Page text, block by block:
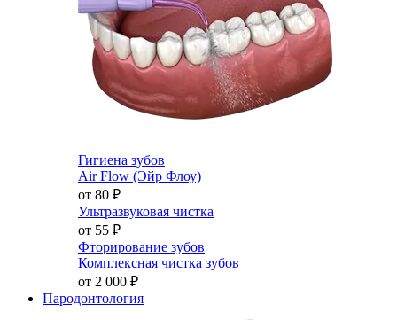
Гигиена зубов
Air Flow (Эйр Флоу)
от 80 ₽
Ультразвуковая чистка
от 55 ₽
Фторирование зубов
Комплексная чистка зубов
от 2 000 ₽
Пародонтология